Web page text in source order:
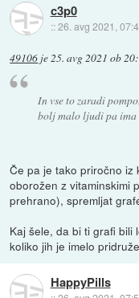
c3p0
::26. avg 2021,
49106 je25. avg 2021 ob
In vse to zaradi
bolj malo ljudi pa ima
Če pa je tako priročno iz
oborožen z vitaminskimi
prehrano), spremljat
Kaj šele, da bi ti grafi bili
koliko jih je imelo
HappyPills